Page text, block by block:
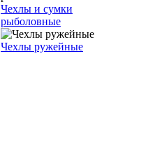
Чехлы и сумки
рыболовные
Чехлы ружейные